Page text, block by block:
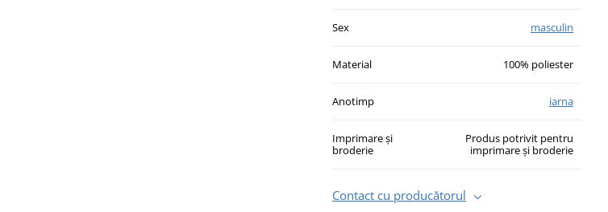
Sex masculin
Material 100% poliester
Anotimp iarna
Imprimare și
broderie
Produs potrivit pentru
imprimare și broderie
Contact cu producătorul